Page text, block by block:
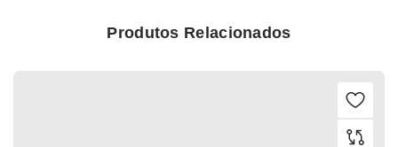
Produtos Relacionados